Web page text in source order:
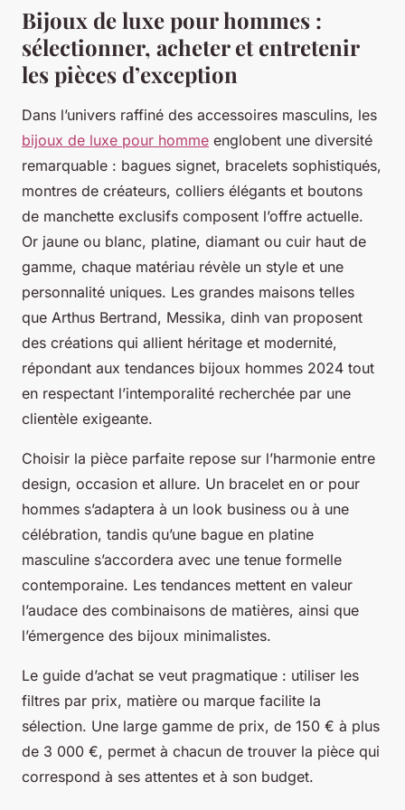
Bijoux de luxe pour hommes :
sélectionner, acheter et entretenir
les pièces d’exception
Dans l’univers raffiné des accessoires masculins, les
bijoux de luxe pour homme englobent une diversité
remarquable : bagues signet, bracelets sophistiqués,
montres de créateurs, colliers élégants et boutons
de manchette exclusifs composent l’offre actuelle.
Or jaune ou blanc, platine, diamant ou cuir haut de
gamme, chaque matériau révèle un style et une
personnalité uniques. Les grandes maisons telles
que Arthus Bertrand, Messika, dinh van proposent
des créations qui allient héritage et modernité,
répondant aux tendances bijoux hommes 2024 tout
en respectant l’intemporalité recherchée par une
clientèle exigeante.
Choisir la pièce parfaite repose sur l’harmonie entre
design, occasion et allure. Un bracelet en or pour
hommes s’adaptera à un look business ou à une
célébration, tandis qu’une bague en platine
masculine s’accordera avec une tenue formelle
contemporaine. Les tendances mettent en valeur
l’audace des combinaisons de matières, ainsi que
l’émergence des bijoux minimalistes.
Le guide d’achat se veut pragmatique : utiliser les
filtres par prix, matière ou marque facilite la
sélection. Une large gamme de prix, de 150 € à plus
de 3 000 €, permet à chacun de trouver la pièce qui
correspond à ses attentes et à son budget.